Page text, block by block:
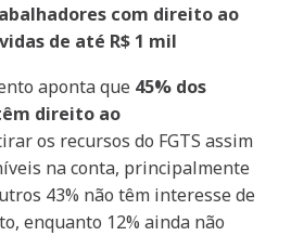
com direito ao
de até R$ 1 mil
aponta que 45% dos
direito ao
os recursos do FGTS assim
na conta, principalmente
43% não têm interesse de
enquanto 12% ainda não